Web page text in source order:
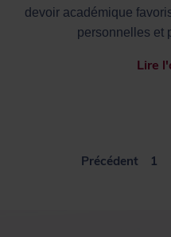
devoir académique
personnelles et
Lire
Précédent 1